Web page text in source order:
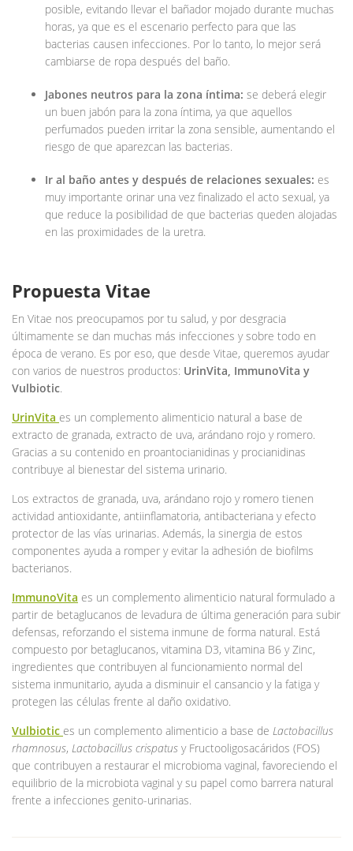
posible, evitando llevar el bañador mojado durante muchas
horas, ya que es el escenario perfecto para que las
bacterias causen infecciones. Por lo tanto, lo mejor será
cambiarse de ropa después del baño.
Jabones neutros para la zona íntima: se deberá elegir
un buen jabón para la zona íntima, ya que aquellos
perfumados pueden irritar la zona sensible, aumentando el
riesgo de que aparezcan las bacterias.
Ir al baño antes y después de relaciones sexuales: es
muy importante orinar una vez finalizado el acto sexual, ya
que reduce la posibilidad de que bacterias queden alojadas
en las proximidades de la uretra.
Propuesta Vitae
En Vitae nos preocupamos por tu salud, y por desgracia
últimamente se dan muchas más infecciones y sobre todo en
época de verano. Es por eso, que desde Vitae, queremos ayudar
con varios de nuestros productos: UrinVita, ImmunoVita y
Vulbiotic.
UrinVita es un complemento alimenticio natural a base de
extracto de granada, extracto de uva, arándano rojo y romero.
Gracias a su contenido en proantocianidinas y procianidinas
contribuye al bienestar del sistema urinario.
Los extractos de granada, uva, arándano rojo y romero tienen
actividad antioxidante, antiinflamatoria, antibacteriana y efecto
protector de las vías urinarias. Además, la sinergia de estos
componentes ayuda a romper y evitar la adhesión de biofilms
bacterianos.
ImmunoVita es un complemento alimenticio natural formulado a
partir de betaglucanos de levadura de última generación para subir
defensas, reforzando el sistema inmune de forma natural. Está
compuesto por betaglucanos, vitamina D3, vitamina B6 y Zinc,
ingredientes que contribuyen al funcionamiento normal del
sistema inmunitario, ayuda a disminuir el cansancio y la fatiga y
protegen las células frente al daño oxidativo.
Vulbiotic es un complemento alimenticio a base de Lactobacillus
rhamnosus, Lactobacillus crispatus y Fructooligosacáridos (FOS)
que contribuyen a restaurar el microbioma vaginal, favoreciendo el
equilibrio de la microbiota vaginal y su papel como barrera natural
frente a infecciones genito-urinarias.